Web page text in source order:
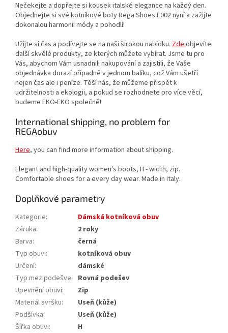
Nečekejte a dopřejte si kousek italské elegance na každý den.
Objednejte si své kotníkové boty Rega Shoes E002 nyní a zažijte
dokonalou harmonii módy a pohodlí!
Užijte si čas a podívejte se na naši širokou nabídku. Zdeobjevíte
další skvělé produkty, ze kterých můžete vybírat. Jsme tu pro
Vás, abychom Vám usnadnili nakupování a zajistili, že Vaše
objednávka dorazí případně v jednom balíku, což Vám ušetří
nejen čas ale i peníze. Těší nás, že můžeme přispět k
udržitelnosti a ekologii, a pokud se rozhodnete pro více věcí,
budeme EKO-EKO společně!
International shipping, no problem for
REGAobuv
Here, you can find more information about shipping.
Elegant and high-quality women's boots, H - width, zip.
Comfortable shoes for a every day wear. Made in Italy.
Doplňkové parametry
Kategorie:
Dámská kotníková obuv
Záruka:
2 roky
Barva:
černá
Typ obuvi:
kotníková obuv
Určení:
dámské
Typ mezipodešve: Rovná podešev
Upevnění obuvi:
Zip
Materiál svršku:
Useň (kůže)
Podšívka:
Useň (kůže)
Šířka obuvi:
H